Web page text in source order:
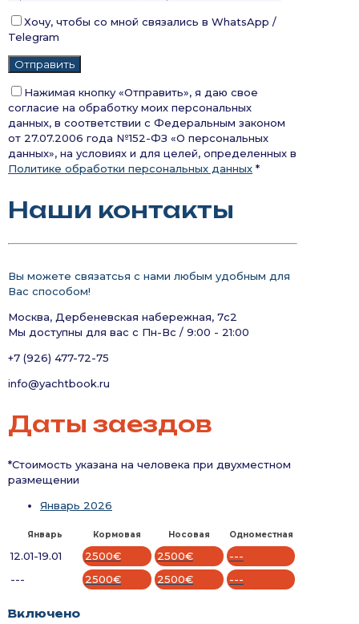
Хочу, чтобы со мной связались в WhatsApp /
Telegram
Нажимая кнопку «Отправить», я даю свое
согласие на обработку моих персональных
данных, в соответствии с Федеральным законом
от 27.07.2006 года №152-ФЗ «О персональных
данных», на условиях и для целей, определенных в
Политике обработки персональных данных *
Наши контакты
Вы можете связатсья с нами любым удобным для
Вас способом!
Москва, Дербеневская набережная, 7с2
Мы доступны для вас с Пн-Вс / 9:00 - 21:00
+7 (926) 477-72-75
info@yachtbook.ru
Даты заездов
*Стоимость указана на человека при двухместном
размещении
Январь 2026
Январь Кормовая Носовая Одноместная
12.01-19.01 2500€ 2500€
---
---
2500€ 2500€ ---
Включено